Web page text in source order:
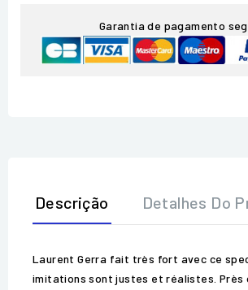
Garantia de pagamento
Descrição Detalhes Do
Laurent Gerra fait très fort avec ce
imitations sont justes et réalistes. Près